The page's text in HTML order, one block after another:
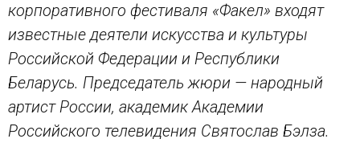
корпоративного фестиваля «Факел» входят
известные деятели искусства и культуры
Российской Федерации и Республики
Беларусь. Председатель жюри — народный
артист России, академик Академии
Российского телевидения Святослав Бэлза.